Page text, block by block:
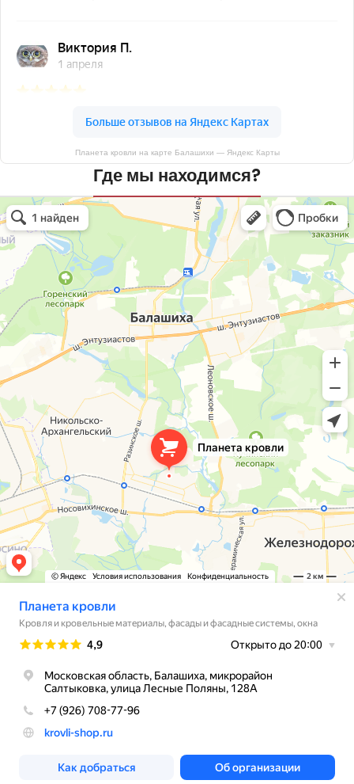
Планета кровли на карте Балашихи — Яндекс Карты
Где мы находимся?
Планета кровли
Кровля и кровельные материалы в Балашихе
Окна в Балашихе